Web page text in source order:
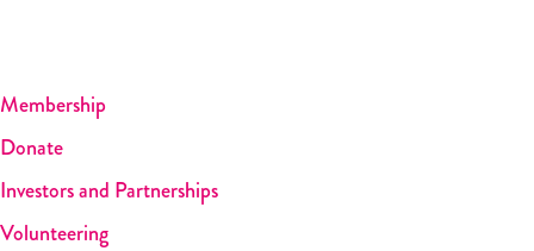
Membership
Donate
Investors and Partnerships
Volunteering